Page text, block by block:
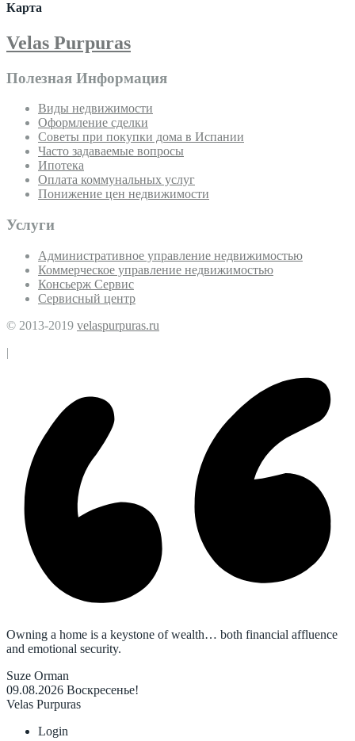
Карта
Velas Purpuras
Полезная Информация
Виды недвижимости
Оформление сделки
Советы при покупки дома в Испании
Часто задаваемые вопросы
Ипотека
Оплата коммунальных услуг
Понижение цен недвижимости
Услуги
Административное управление недвижимостью
Коммерческое управление недвижимостью
Консьерж Сервис
Сервисный центр
© 2013-2019 velaspurpuras.ru
|
Owning a home is a keystone of wealth… both financial affluence
and emotional security.
Suze Orman
09.08.2026 Воскресенье!
Velas Purpuras
Login